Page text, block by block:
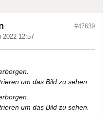
2022 12:57
#47639
um das Bild zu sehen.
um das Bild zu sehen.